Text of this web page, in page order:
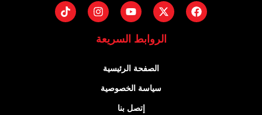
الروابط السريعة
الصفحة الرئيسية
سياسة الخصوصية
إتصل بنا